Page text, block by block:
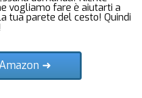
vogliamo fare è aiutarti a
tua parete del cesto! Quindi
➜